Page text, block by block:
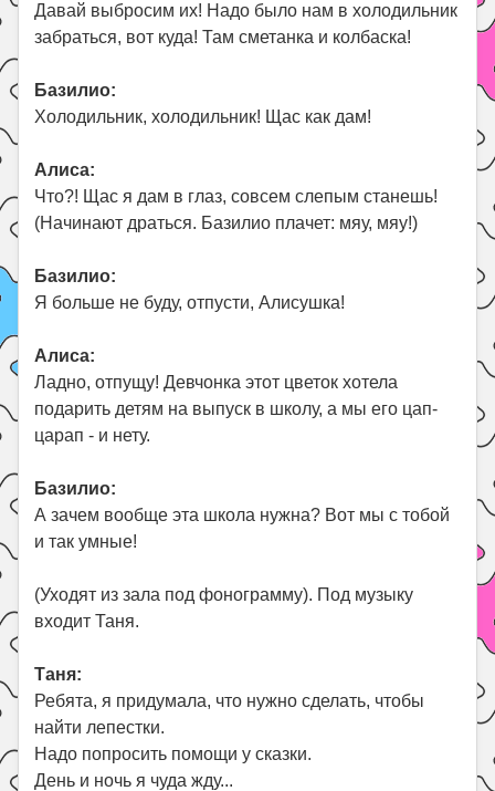
Давай выбросим их! Надо было нам в холодильник
забраться, вот куда! Там сметанка и колбаска!
Базилио:
Холодильник, холодильник! Щас как дам!
Алиса:
Что?! Щас я дам в глаз, совсем слепым станешь!
(Начинают драться. Базилио плачет: мяу, мяу!)
Базилио:
Я больше не буду, отпусти, Алисушка!
Алиса:
Ладно, отпущу! Девчонка этот цветок хотела
подарить детям на выпуск в школу, а мы его цап-
царап - и нету.
Базилио:
А зачем вообще эта школа нужна? Вот мы с тобой
и так умные!
(Уходят из зала под фонограмму). Под музыку
входит Таня.
Таня:
Ребята, я придумала, что нужно сделать, чтобы
найти лепестки.
Надо попросить помощи у сказки.
День и ночь я чуда жду...